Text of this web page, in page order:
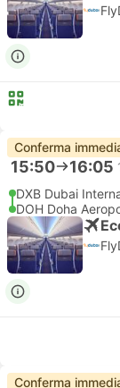
Conferma
15:50 16:05
DXB Dubai
DOH Doha
Conferma